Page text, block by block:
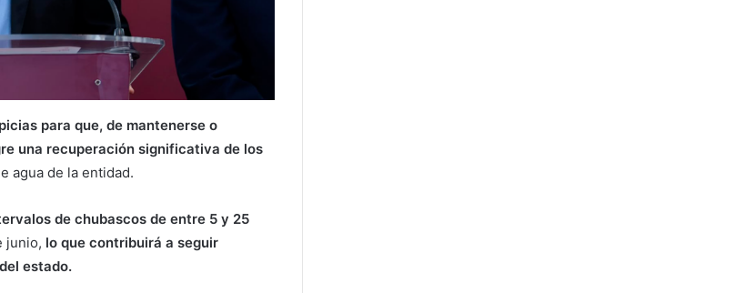
para que, de mantenerse o
una recuperación significativa de los
agua de la entidad.
de chubascos de entre 5 y 25
junio, lo que contribuirá a seguir
estado.